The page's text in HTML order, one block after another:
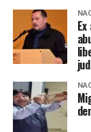
costear cuanto
Los medios
del
evento en
sonido a
línea, y bajo
Fuente: El
de
batalla
River Plate
edición del
suspendió por
entre ambos